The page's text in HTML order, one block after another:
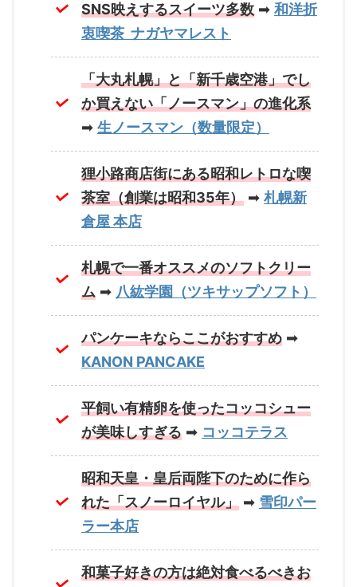
SNS映えするスイーツ多数 ➡ 和洋折
衷喫茶 ナガヤマレスト
「大丸札幌」と「新千歳空港」でし
か買えない「ノースマン」の進化系
➡ 生ノースマン（数量限定）
狸小路商店街にある昭和レトロな喫
茶室（創業は昭和35年） ➡ 札幌新
倉屋 本店
札幌で一番オススメのソフトクリー
ム ➡ 八紘学園（ツキサップソフト）
パンケーキならここがおすすめ ➡
KANON PANCAKE
平飼い有精卵を使ったコッコシュー
が美味しすぎる ➡ コッコテラス
昭和天皇・皇后両陛下のために作ら
れた「スノーロイヤル」 ➡ 雪印パー
ラー本店
和菓子好きの方は絶対食べるべきお